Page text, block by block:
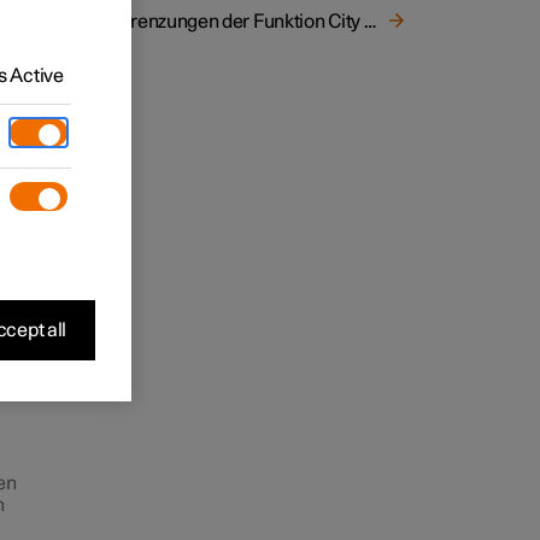
Begrenzungen der Funktion City Safety
Active
all